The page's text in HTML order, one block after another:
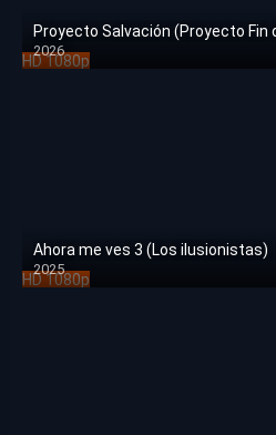
Proyecto Salvación (Proyecto Fin
2026
HD 1080p
Ahora me ves 3 (Los ilusionistas)
2025
HD 1080p